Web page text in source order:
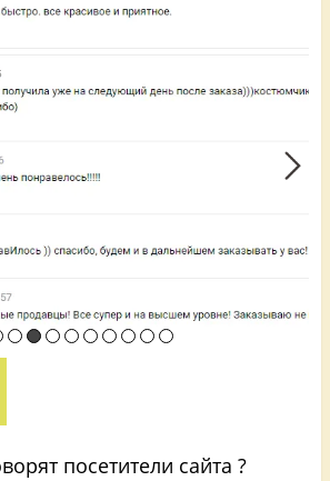
посетители сайта ?